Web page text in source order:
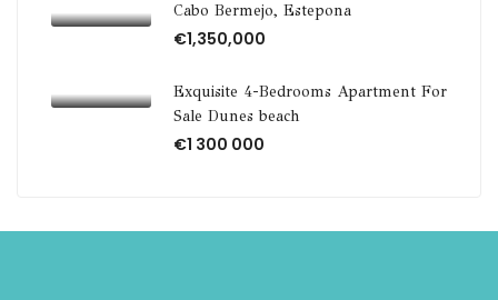
Cabo Bermejo, Estepona
€1,350,000
Exquisite 4-Bedrooms Apartment For
Sale Dunes beach
€1 300 000